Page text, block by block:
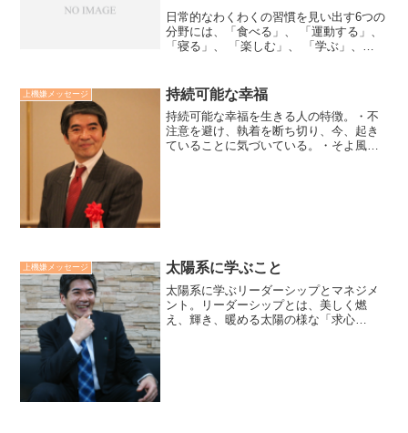
日常的なわくわくの習慣を見い出す6つの
分野には、「食べる」、 「運動する」、
「寝る」、 「楽しむ」、 「学ぶ」、
いった分野の中で、楽しくなったり、い
い気分になったり...
上機嫌メッセージ 持続可能な幸福
持続可能な幸福を生きる人の特徴。・不
注意を避け、執着を断ち切り、今、起き
ていることに気づいている。・そよ風、
上機嫌メッセージ 太陽系に学ぶこと
太陽系に学ぶリーダーシップとマネジメ
ント。リーダーシップとは、美しく燃
え、輝き、暖める太陽の様な「求心